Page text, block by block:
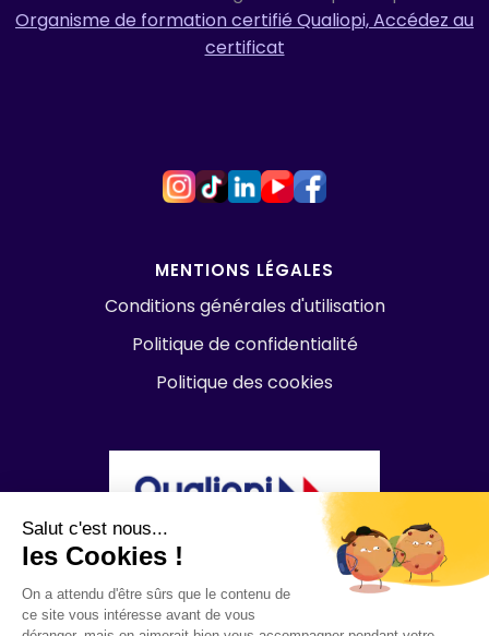
Salut c'est nous...
les Cookies !
On a attendu d'être sûrs que le contenu de
ce site vous intéresse avant de vous
Organisme de formation certifié Qualiopi, Accédez au
certificat
MENTIONS LÉGALES
Conditions générales d'utilisation
Politique de confidentialité
Politique des cookies